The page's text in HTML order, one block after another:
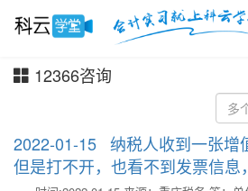
12366咨询
2022-01-15 纳税人收到一张增
但是打不开，也看不到发票信息